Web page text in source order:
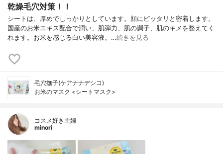
乾燥毛穴対策！！
シートは、厚めでしっかりとしています。顔にピッタリと密着します。
国産のお米エキス配合で潤い、肌弾力、肌の調子、肌のキメを整えてく
れます。お米を感じる白い美容液。…続きを見る
毛穴撫子(ケアナナデシコ)
お米のマスク <シートマスク>
コスメ好き主婦
minori